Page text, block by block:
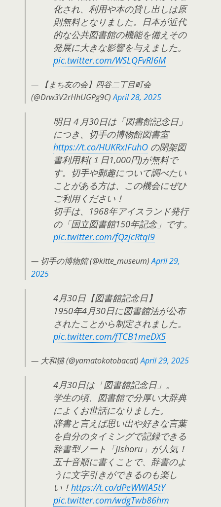
化され、利用や本の貸し出しは原
則無料となりました。日本が近代
的な公共図書館の機能を備えその
発展に大きな影響を与えました。
pic.twitter.com/WSLQFvRl6M
— 【まち友の会】四谷二丁目町会
(@Drw3V2rHhUGPg9C)April 28, 2025
明日４月30日は「図書館記念日」
につき、切手の博物館図書室
https://t.co/HUKRxIFuhO の閉架図
書利用料(１日1,000円)が無料で
す。切手や郵趣について調べたい
ことがある方は、この機会にぜひ
ご利用ください！
切手は、1968年アイスランド発行
の「国立図書館150年記念」です。
pic.twitter.com/fQzjcRtqI9
— 切手の博物館 (@kitte_museum)April 29,
2025
4月30日【図書館記念日】
1950年4月30日に図書館法が公布
されたことから制定されました。
pic.twitter.com/fTCB1meDX5
— 大和猫 (@yamatokotobacat)April 29, 2025
4月30日は「図書館記念日」。
学生の頃、図書館で分厚い大辞典
によくお世話になりました。
辞書と言えば思い出や好きな言葉
を自分のタイミングで記録できる
辞書型ノート「Jishoru」が人気！
五十音順に書くことで、辞書のよ
うに文字引きができるのも楽し
い！ https://t.co/dPeWWlA5tY
pic.twitter.com/wdgTwb86hm